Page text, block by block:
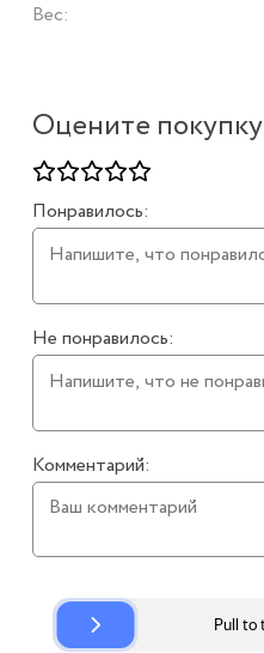
Оцените покупку
Понравилось:
Не понравилось:
Комментарий:
Вес: